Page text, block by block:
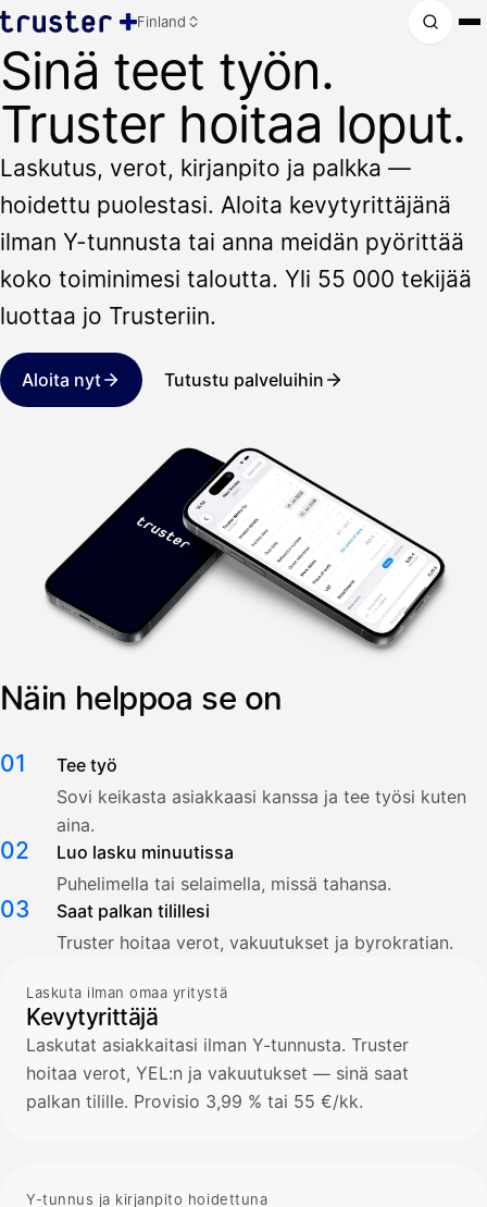
Finland
Sinä teet työn.
Truster hoitaa loput.
Laskutus, verot, kirjanpito ja palkka —
hoidettu puolestasi. Aloita kevytyrittäjänä
ilman Y-tunnusta tai anna meidän pyörittää
koko toiminimesi taloutta. Yli 55 000 tekijää
luottaa jo Trusteriin.
Aloita nyt Tutustu palveluihin
Näin helppoa se on
01
Tee työ
Sovi keikasta asiakkaasi kanssa ja tee työsi kuten
aina.
02
Luo lasku minuutissa
Puhelimella tai selaimella, missä tahansa.
03
Saat palkan tilillesi
Truster hoitaa verot, vakuutukset ja byrokratian.
Laskuta ilman omaa yritystä
Kevytyrittäjä
Laskutat asiakkaitasi ilman Y-tunnusta. Truster
hoitaa verot, YEL:n ja vakuutukset — sinä saat
palkan tilille. Provisio 3,99 % tai 55 €/kk.
Y-tunnus ja kirjanpito hoidettuna